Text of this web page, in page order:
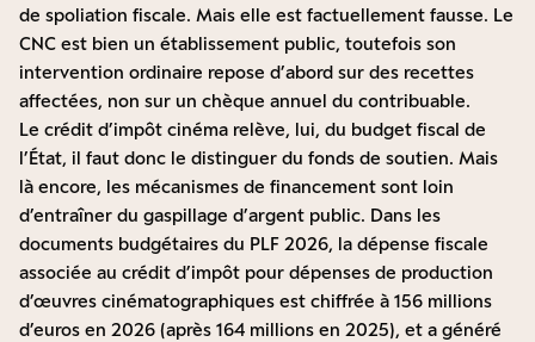
de spoliation fiscale. Mais elle est factuellement fausse. Le
CNC est bien un établissement public, toutefois son
intervention ordinaire repose d’abord sur des recettes
affectées, non sur un chèque annuel du contribuable.
Le crédit d’impôt cinéma relève, lui, du budget fiscal de
l’État, il faut donc le distinguer du fonds de soutien. Mais
là encore, les mécanismes de financement sont loin
d’entraîner du gaspillage d’argent public. Dans les
documents budgétaires du PLF 2026, la dépense fiscale
associée au crédit d’impôt pour dépenses de production
d’œuvres cinématographiques est chiffrée à 156 millions
d’euros en 2026 (après 164 millions en 2025), et a généré